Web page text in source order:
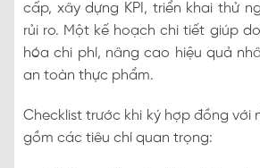
cấp, xây dựng KPI, triển khai thử
rủi ro. Một kế hoạch chi tiết giúp
hóa chi phí, nâng cao hiệu quả
an toàn thực phẩm.
Checklist trước khi ký hợp đồng với
gồm các tiêu chí quan trọng: